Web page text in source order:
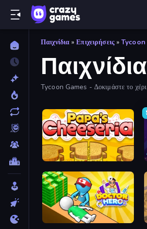
Παιχνίδια » Επιχειρήσεις » Tycoon
Tycoon Games - Δοκιμάστε το χέρι
Papa's Cheeseria
Doctor Hero